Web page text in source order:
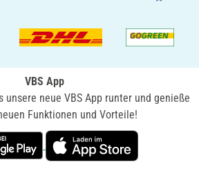
VBS App
neue VBS App runter und genieße
Funktionen und Vorteile!